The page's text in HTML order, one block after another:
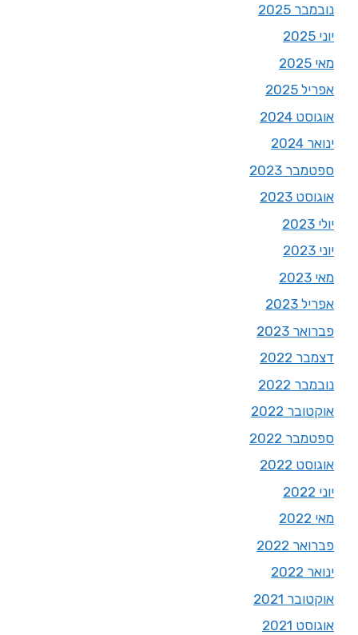
נובמבר 2025
יוני 2025
מאי 2025
אפריל 2025
אוגוסט 2024
ינואר 2024
ספטמבר 2023
אוגוסט 2023
יולי 2023
יוני 2023
מאי 2023
אפריל 2023
פברואר 2023
דצמבר 2022
נובמבר 2022
אוקטובר 2022
ספטמבר 2022
אוגוסט 2022
יוני 2022
מאי 2022
פברואר 2022
ינואר 2022
אוקטובר 2021
אוגוסט 2021